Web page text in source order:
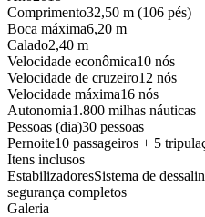
Comprimento32,50 m (106 pés)
Boca máxima6,20 m
Calado2,40 m
Velocidade econômica10 nós
Velocidade de cruzeiro12 nós
Velocidade máxima16 nós
Autonomia1.800 milhas náuticas
Pessoas (dia)30 pessoas
Pernoite10 passageiros + 5
Itens inclusos
EstabilizadoresSistema de
segurança completos
Galeria